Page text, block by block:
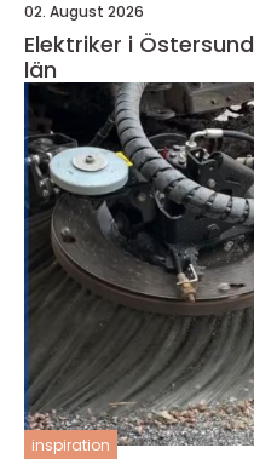
02. August 2026
Elektriker i Östersund trygg el i ett växande
län
inspiration